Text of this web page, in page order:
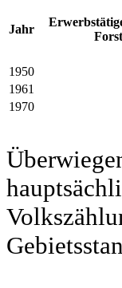
Jahr
1950
1961
1970